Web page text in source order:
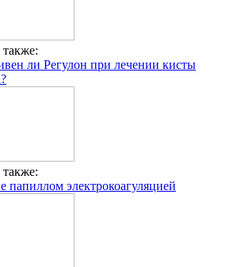
ли Регулон при лечении кисты
папиллом электрокоагуляцией